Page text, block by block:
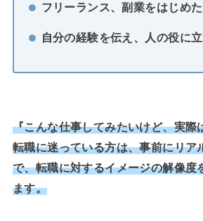
フリーランス、副業をはじめ
自分の経験を伝え、人の役に
『こんな仕事してみたいけど、実際
転職に迷っている方は、事前にリア
で、転職に対するイメージの解像度
ます。